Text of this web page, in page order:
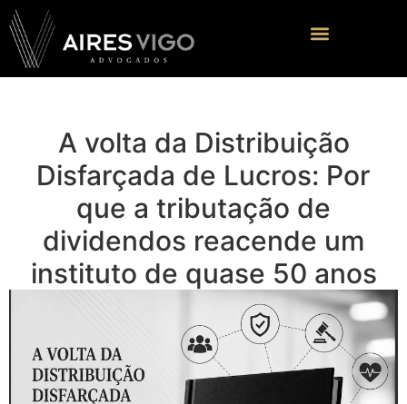
A volta da Distribuição
Disfarçada de Lucros: Por
que a tributação de
dividendos reacende um
instituto de quase 50 anos